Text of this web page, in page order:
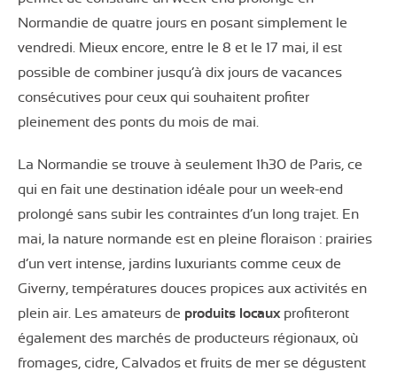
Normandie de quatre jours en posant simplement le
vendredi. Mieux encore, entre le 8 et le 17 mai, il est
possible de combiner jusqu’à dix jours de vacances
consécutives pour ceux qui souhaitent profiter
pleinement des ponts du mois de mai.
La Normandie se trouve à seulement 1h30 de Paris, ce
qui en fait une destination idéale pour un week-end
prolongé sans subir les contraintes d’un long trajet. En
mai, la nature normande est en pleine floraison : prairies
d’un vert intense, jardins luxuriants comme ceux de
Giverny, températures douces propices aux activités en
plein air. Les amateurs de produits locaux profiteront
également des marchés de producteurs régionaux, où
fromages, cidre, Calvados et fruits de mer se dégustent